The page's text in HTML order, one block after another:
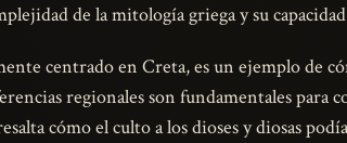
de la mitología griega y su
centrado en Creta, es un ejemplo de
regionales son fundamentales
cómo el culto a los dioses y diosas